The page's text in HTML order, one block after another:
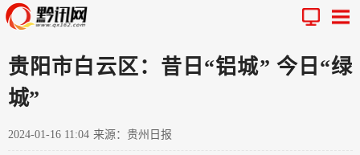
贵阳市白云区：昔日“铝城” 今日“绿
城”
2024-01-16 11:04 来源：贵州日报